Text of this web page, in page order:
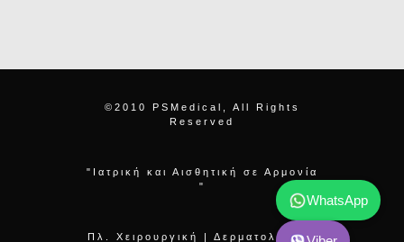
©2010 PSMedical, All Rights
Reserved
"Ιατρική και Αισθητική σε Αρμονία
"
Πλ. Χειρουργική | Δερματολογία |
WhatsApp